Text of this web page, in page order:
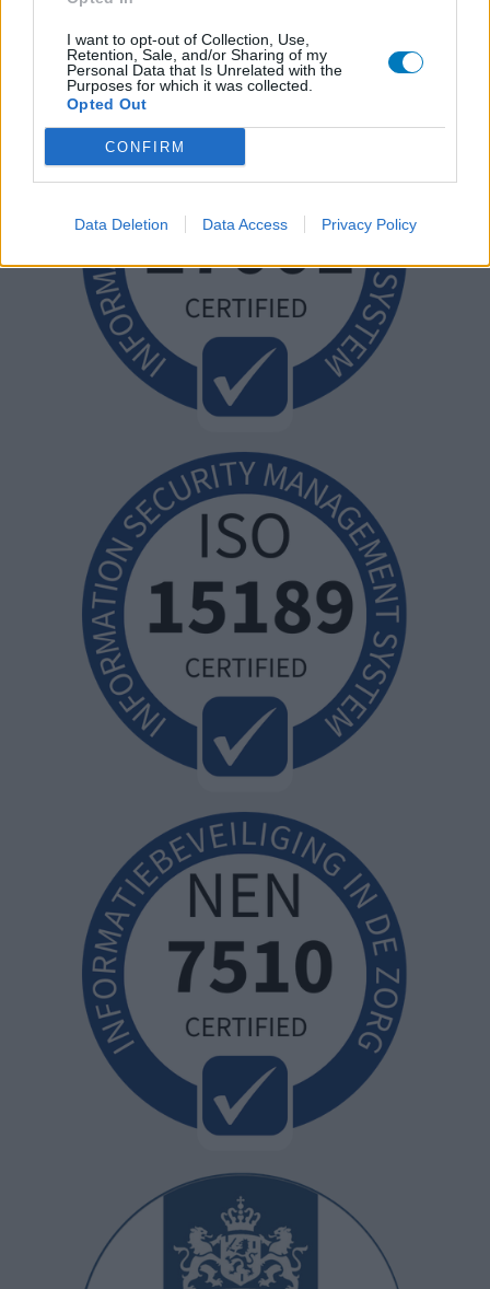
I want to opt-out of Collection, Use,
Retention, Sale, and/or Sharing of my
Personal Data that Is Unrelated with the
Purposes for which it was collected.
Opted Out
CONFIRM
Data Deletion Data Access Privacy Policy